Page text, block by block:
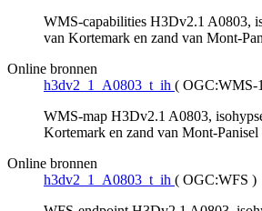
WMS-capabilities H3Dv2.1 A0803,
van Kortemark en zand van Mont-
Online bronnen
h3dv2_1_A0803_t_ih ( OGC:WMS-
WMS-map H3Dv2.1 A0803,
Kortemark en zand van Mont-Panisel
Online bronnen
h3dv2_1_A0803_t_ih ( OGC:WFS )